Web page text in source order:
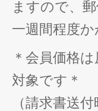
ますので、
一週間程度か
＊会員価格
対象です＊
（請求書送